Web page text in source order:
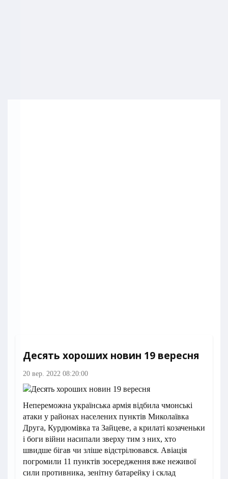
Десять хороших новин 19 вересня
20 вер. 2022 08:20:00
Непереможна українська армія відбила чмонські
атаки у районах населених пунктів Миколаївка
Друга, Курдюмівка та Зайцеве, а крилаті козаченьки
і боги війни насипали зверху тим з них, хто
швидше бігав чи зліше відстрілювався. Авіація
погромили 11 пунктів зосередження вже неживої
сили противника, зенітну батарейку і склад